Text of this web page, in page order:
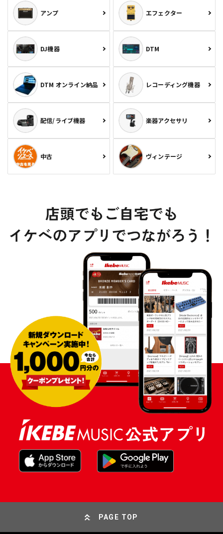
アンプ エフェクター
DJ機器 DTM
DTM オンライン納品 レコーディング機器
配信/ライブ機器 楽器アクセサリ
中古 ヴィンテージ
PAGE TOP